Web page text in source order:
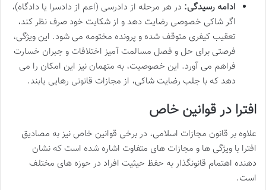
ادامه رسیدگی: در هر مرحله از دادرسی (اعم از دادسرا یا دادگاه)،
اگر شاکی خصوصی رضایت دهد و از شکایت خود صرف نظر کند،
تعقیب کیفری متوقف شده و پرونده مختومه می شود. این ویژگی،
فرصتی برای حل و فصل مسالمت آمیز اختلافات و جبران خسارت
فراهم می آورد. این خصوصیت، به متهمان نیز این امکان را می
دهد که با جلب رضایت شاکی، از مجازات قانونی رهایی یابند.
افترا در قوانین خاص
علاوه بر قانون مجازات اسلامی، در برخی قوانین خاص نیز به مصادیق
افترا با ویژگی ها و مجازات های متفاوت اشاره شده است که نشان
دهنده اهتمام قانونگذار به حفظ حیثیت افراد در حوزه های مختلف
است.